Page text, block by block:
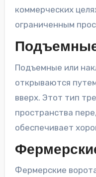
коммерческих
ограниченным
Подъемные или
открываются
вверх. Этот тип
пространства
обеспечивает
Фермерские